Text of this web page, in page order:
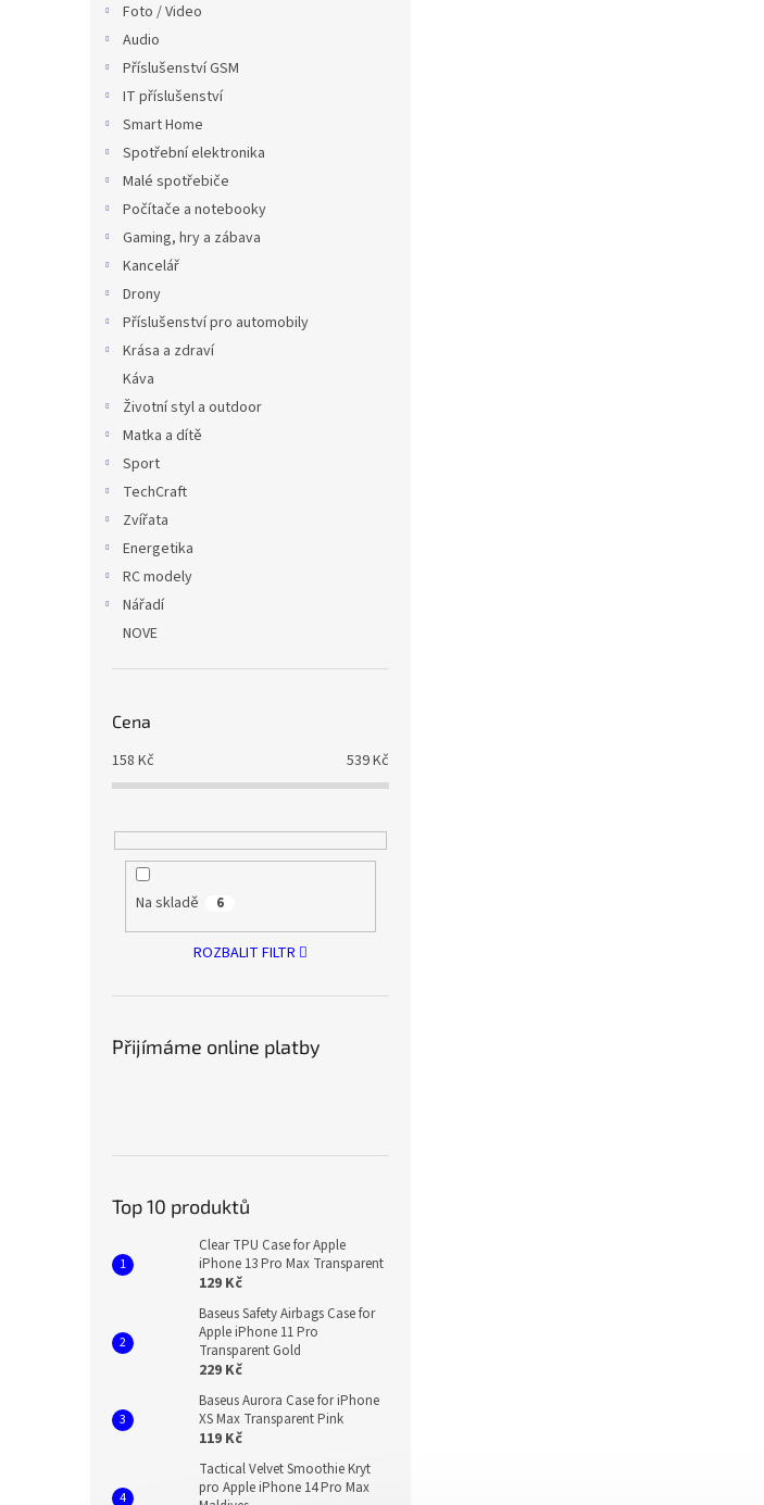
Foto / Video
Audio
Příslušenství GSM
IT příslušenství
Smart Home
Spotřební elektronika
Malé spotřebiče
Počítače a notebooky
Gaming, hry a zábava
Kancelář
Drony
Příslušenství pro automobily
Krása a zdraví
Káva
Životní styl a outdoor
Matka a dítě
Sport
TechCraft
Zvířata
Energetika
RC modely
Nářadí
NOVE
Cena
158 Kč 539Kč
Na skladě 6
ROZBALIT FILTR
Přijímáme online platby
Top 10 produktů
Clear TPU Case for Apple
iPhone 13 Pro Max Transparent
129 Kč
Baseus Safety Airbags Case for
Apple iPhone 11 Pro
Transparent Gold
229 Kč
Baseus Aurora Case for iPhone
XS Max Transparent Pink
119 Kč
Tactical Velvet Smoothie Kryt
pro Apple iPhone 14 Pro Max